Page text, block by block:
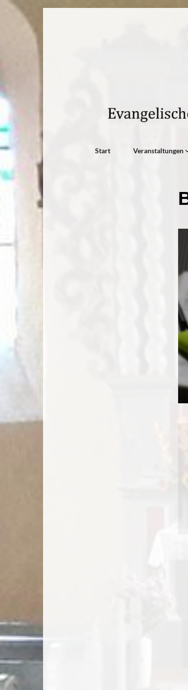
Start Veranstaltungen